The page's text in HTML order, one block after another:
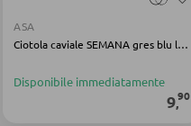
Sgabelli bassi
Sgabelli da bar
ASA
Ciotola caviale SEMANA gres blu lucido
Disponibile immediatamente
9,90